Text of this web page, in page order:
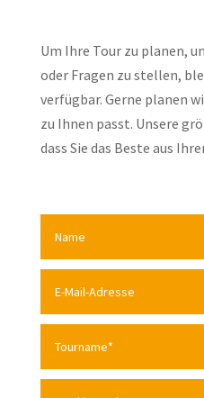
Um Ihre Tour zu planen,
oder Fragen zu stellen,
verfügbar. Gerne planen
zu Ihnen passt. Unsere
dass Sie das Beste aus